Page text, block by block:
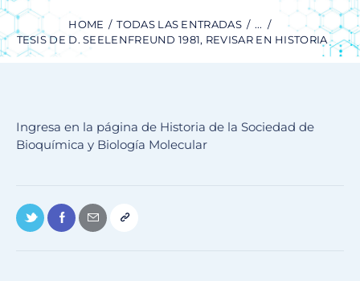
HOME TODAS LAS ENTRADAS
...
TESIS DE D. SEELENFREUND 1981, REVISAR EN HISTORIA
Ingresa en la página de Historia de la Sociedad de
Bioquímica y Biología Molecular